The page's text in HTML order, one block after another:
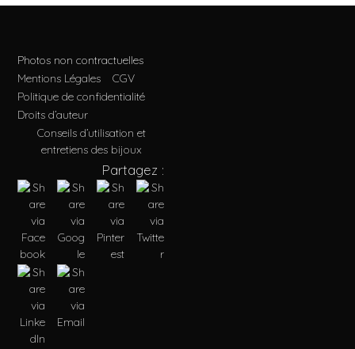
Photos non contractuelles
Mentions Légales
CGV
Politique de confidentialité
Droits d’auteur
Conseils d’utilisation et
entretiens des bijoux
Partagez :